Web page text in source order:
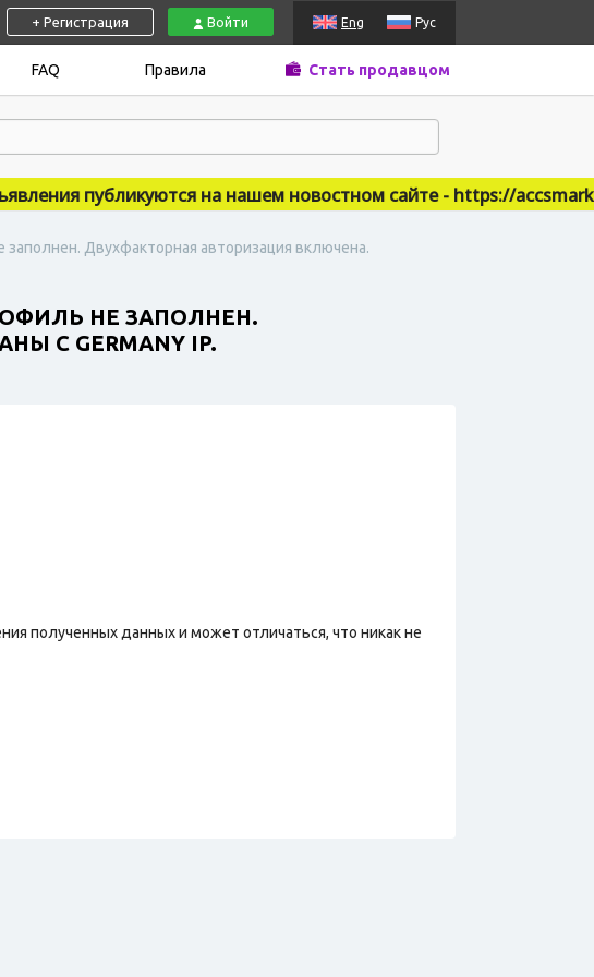
+ Регистрация Войти Eng Рус
FAQ Правила Стать продавцом
публикуются на нашем новостном сайте - https://
Двухфакторная авторизация включена.
НЕ ЗАПОЛНЕН.
С GERMANY IP.
полученных данных и может отличаться, что никак не